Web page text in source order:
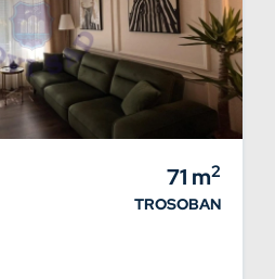
71 m2
TROSOBAN